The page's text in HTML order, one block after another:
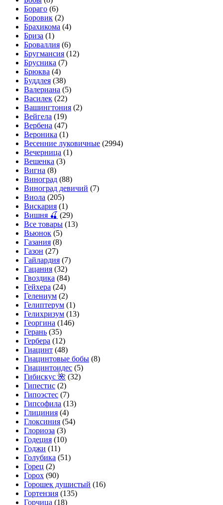
Бораго (6)
Боровик (2)
Брахикома (4)
Бриза (1)
Броваллия (6)
Бругмансия (12)
Брусника (7)
Брюква (4)
Буддлея (38)
Валериана (5)
Василек (22)
Вашингтония (2)
Вейгела (19)
Вербена (47)
Вероника (1)
Весенние луковичные (2994)
Вечерница (1)
Вешенка (3)
Вигна (8)
Виноград (88)
Виноград девичий (7)
Виола (205)
Вискария (1)
Вишня 🍒 (29)
Все товары (13)
Вьюнок (5)
Газания (8)
Газон (27)
Гайлардия (7)
Гацания (32)
Гвоздика (84)
Гейхера (24)
Гелениум (2)
Гелиптерум (1)
Гелихризум (13)
Георгина (146)
Герань (35)
Гербера (12)
Гиацинт (48)
Гиацинтовые бобы (8)
Гиацинтоидес (5)
Гибискус 🌺 (32)
Гипестис (2)
Гипоэстес (7)
Гипсофила (13)
Глициния (4)
Глоксиния (54)
Глориоза (3)
Годеция (10)
Годжи (11)
Голубика (51)
Горец (2)
Горох (90)
Горошек душистый (16)
Гортензия (135)
Горчица (18)